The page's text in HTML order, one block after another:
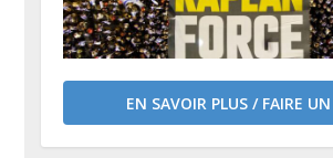
EN SAVOIR PLUS / FAIRE